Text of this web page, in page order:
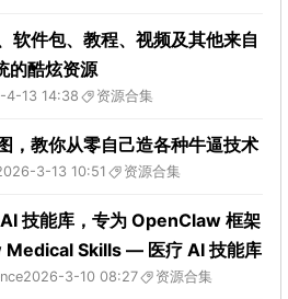
软件包、教程、视频及其他来自
的酷炫资源
4-13 14:38 资源合集
，教你从零自己造各种牛逼技术
3-13 10:51 资源合集
技能库，专为 OpenClaw 框架
Medical Skills — 医疗 AI 技能库
2026-3-10 08:27 资源合集